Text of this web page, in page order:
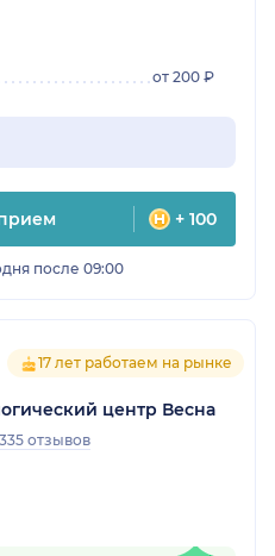
от 200 ₽
+ 100
после 09:00
17 лет работаем на рынке
центр Весна
335 отзывов